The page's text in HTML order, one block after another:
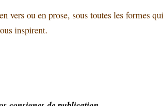
vers ou en prose, sous toutes les formes qui
inspirent.